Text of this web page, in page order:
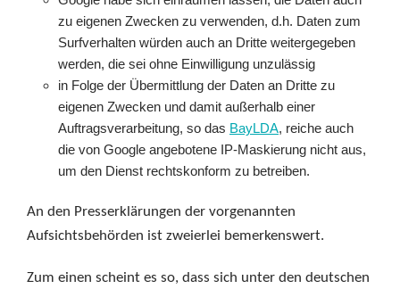
zu eigenen Zwecken zu verwenden, d.h. Daten zum
Surfverhalten würden auch an Dritte weitergegeben
werden, die sei ohne Einwilligung unzulässig
in Folge der Übermittlung der Daten an Dritte zu
eigenen Zwecken und damit außerhalb einer
Auftragsverarbeitung, so das BayLDA, reiche auch
die von Google angebotene IP-Maskierung nicht aus,
um den Dienst rechtskonform zu betreiben.
An den Presserklärungen der vorgenannten
Aufsichtsbehörden ist zweierlei bemerkenswert.
Zum einen scheint es so, dass sich unter den deutschen